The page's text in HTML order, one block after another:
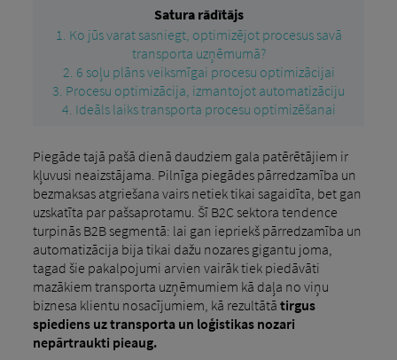
Satura rādītājs
1. Ko jūs varat sasniegt, optimizējot procesus savā
transporta uzņēmumā?
2. 6 soļu plāns veiksmīgai procesu optimizācijai
3. Procesu optimizācija, izmantojot automatizāciju
4. Ideāls laiks transporta procesu optimizēšanai
Piegāde tajā pašā dienā daudziem gala patērētājiem ir
kļuvusi neaizstājama. Pilnīga piegādes pārredzamība un
bezmaksas atgriešana vairs netiek tikai sagaidīta, bet gan
uzskatīta par pašsaprotamu. Šī B2C sektora tendence
turpinās B2B segmentā: lai gan iepriekš pārredzamība un
automatizācija bija tikai dažu nozares gigantu joma,
tagad šie pakalpojumi arvien vairāk tiek piedāvāti
mazākiem transporta uzņēmumiem kā daļa no viņu
biznesa klientu nosacījumiem, kā rezultātā tirgus
spiediens uz transporta un loģistikas nozari
nepārtraukti pieaug.